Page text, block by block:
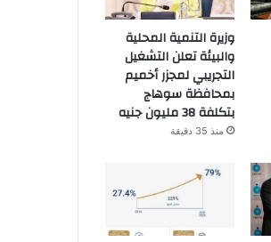
وزيرة التنمية المحلية
والبيئة تعلن التشغيل
التجريبي لمجزر أخميم
بمحافظة سوهاج
بتكلفة 38 مليون جنيه
منذ 35 دقيقة